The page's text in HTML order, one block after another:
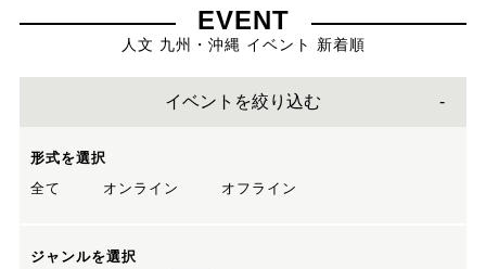
EVENT
人文 九州・沖縄 イベント 新着順
イベントを絞り込む
形式を選択
全て
オンライン オフライン
ジャンルを選択